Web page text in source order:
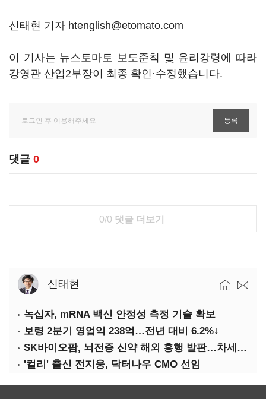
신태현 기자 htenglish@etomato.com
이 기사는 뉴스토마토 보도준칙 및 윤리강령에 따라
강영관 산업2부장이 최종 확인·수정했습니다.
댓글 0
0/0 댓글 더보기
신태현
녹십자, mRNA 백신 안정성 측정 기술 확보
보령 2분기 영업익 238억…전년 대비 6.2%↓
SK바이오팜, 뇌전증 신약 해외 흥행 발판…차세대 신약 개발 속도
'컬리' 출신 전지웅, 닥터나우 CMO 선임